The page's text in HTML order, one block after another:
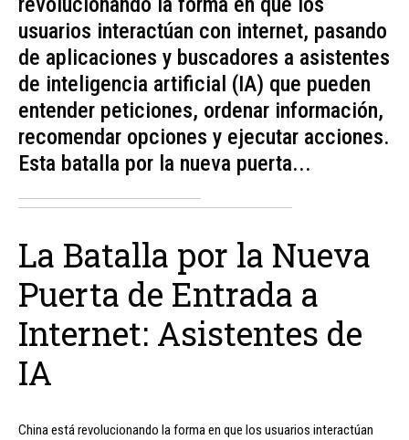
usuarios interactúan con internet, pasando
de aplicaciones y buscadores a asistentes
de inteligencia artificial (IA) que pueden
entender peticiones, ordenar información,
recomendar opciones y ejecutar acciones.
Esta batalla por la nueva puerta...
La Batalla por la Nueva
Puerta de Entrada a
Internet: Asistentes de
IA
China está revolucionando la forma en que los usuarios interactúan